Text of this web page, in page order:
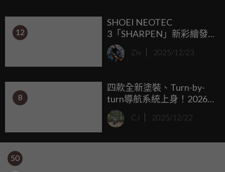
12
SHOEI NEOTEC
3「SHARPEN」新彩繪發
表！充滿機械感的俐落風
格 預計 2026 年 3 月登場
Ziv 2025/12/23
8
四款全新塗裝、Turn-by-
turn導航系統上身！2026
年式Suzuki V-Strom 250 SX
印度市場正式登場
CJ 2025/12/22
50